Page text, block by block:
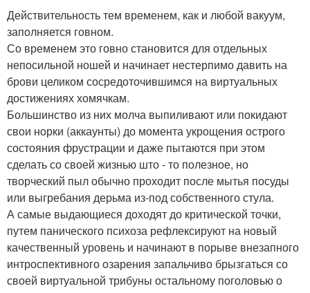
Действительность тем временем, как и любой вакуум,
заполняется говном.
Со временем это говно становится для отдельных
непосильной ношей и начинает нестерпимо давить на
брови целиком сосредоточившимся на виртуальных
достижениях хомячкам.
Большинство из них молча выпиливают или покидают
свои норки (аккаунты) до момента укрощения острого
состояния фрустрации и даже пытаются при этом
сделать со своей жизнью што - то полезное, но
творческий пыл обычно проходит после мытья посуды
или выгребания дерьма из-под собственного стула.
А самые выдающиеся доходят до критической точки,
путем панического психоза рефлексируют на новый
качественный уровень и начинают в порыве внезапного
интроспективного озарения запальчиво брызгаться со
своей виртуальной трибуны остальному поголовью о